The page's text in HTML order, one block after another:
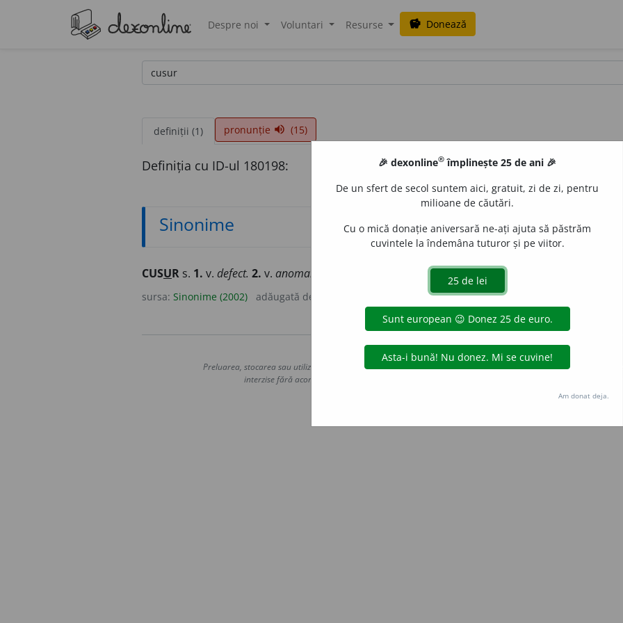
Despre noi Voluntari Resurse savings Donează
definiții (1) pronunție volume_up (15)
Definiția cu ID-ul 180198:
Sinonime
CUSUR s. 1. v. defect. 2. v. anomalie.
sursa: Sinonime (2002) adăugată de
Copyright © 2004-2026 dexonline (https://dexonline.ro)
Preluarea, stocarea sau utilizarea datelor de pe acest site, inclusiv prin orice metode de extragere automată
interzise fără acordul nostru prealabil scris, cu excepția seturilor de date oferite oficial spre utilizare
Hosterion
🎉 dexonline® împlinește 25 de ani 🎉
De un sfert de secol suntem aici, gratuit, zi de zi, pentru
milioane de căutări.
Cu o mică donație aniversară ne-ați ajuta să păstrăm
cuvintele la îndemâna tuturor și pe viitor.
Am donat deja.